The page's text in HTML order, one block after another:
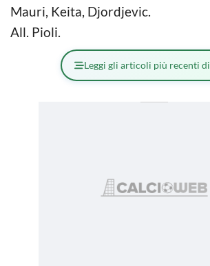
Mauri, Keita, Djordjevic.
All. Pioli.
Leggi gli articoli più recenti di